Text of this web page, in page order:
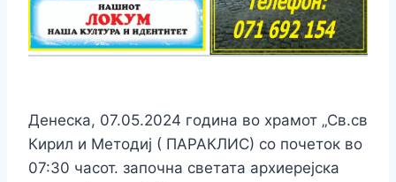
Денеска, 07.05.2024 година во храмот „Св.св
Кирил и Методиј ( ПАРАКЛИС) со почеток во
07:30 часот. започна светата архиерејска